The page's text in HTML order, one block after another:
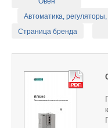
Автоматика,
Страница бренда